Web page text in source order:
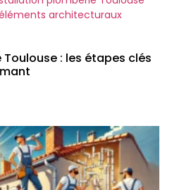
: les étapes clés